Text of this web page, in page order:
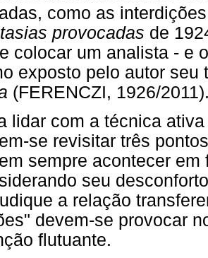
como as
provocadas de
colocar um analista - e
exposto pelo autor seu
(FERENCZI, 1926/
lidar com a técnica
se revisitar três
sempre acontecer
seu
a relação
devem-se provocar
flutuante.